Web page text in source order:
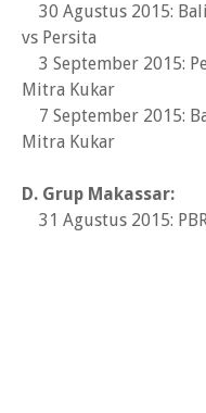
30 Agustus 2015:
vs Persita
3 September 2015:
Mitra Kukar
7 September 2015:
Mitra Kukar
D. Grup Makassar:
31 Agustus 2015: